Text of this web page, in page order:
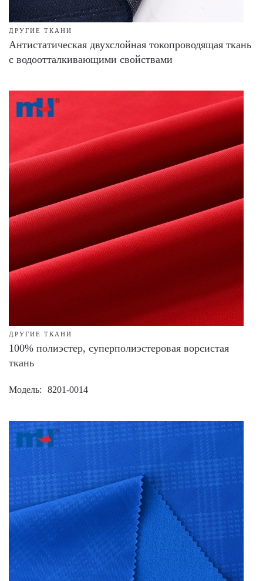
ДРУГИЕ ТКАНИ
Антистатическая двухслойная токопроводящая ткань
с водоотталкивающими свойствами
ДРУГИЕ ТКАНИ
100% полиэстер, суперполиэстеровая ворсистая
ткань
Модель 8201-0014